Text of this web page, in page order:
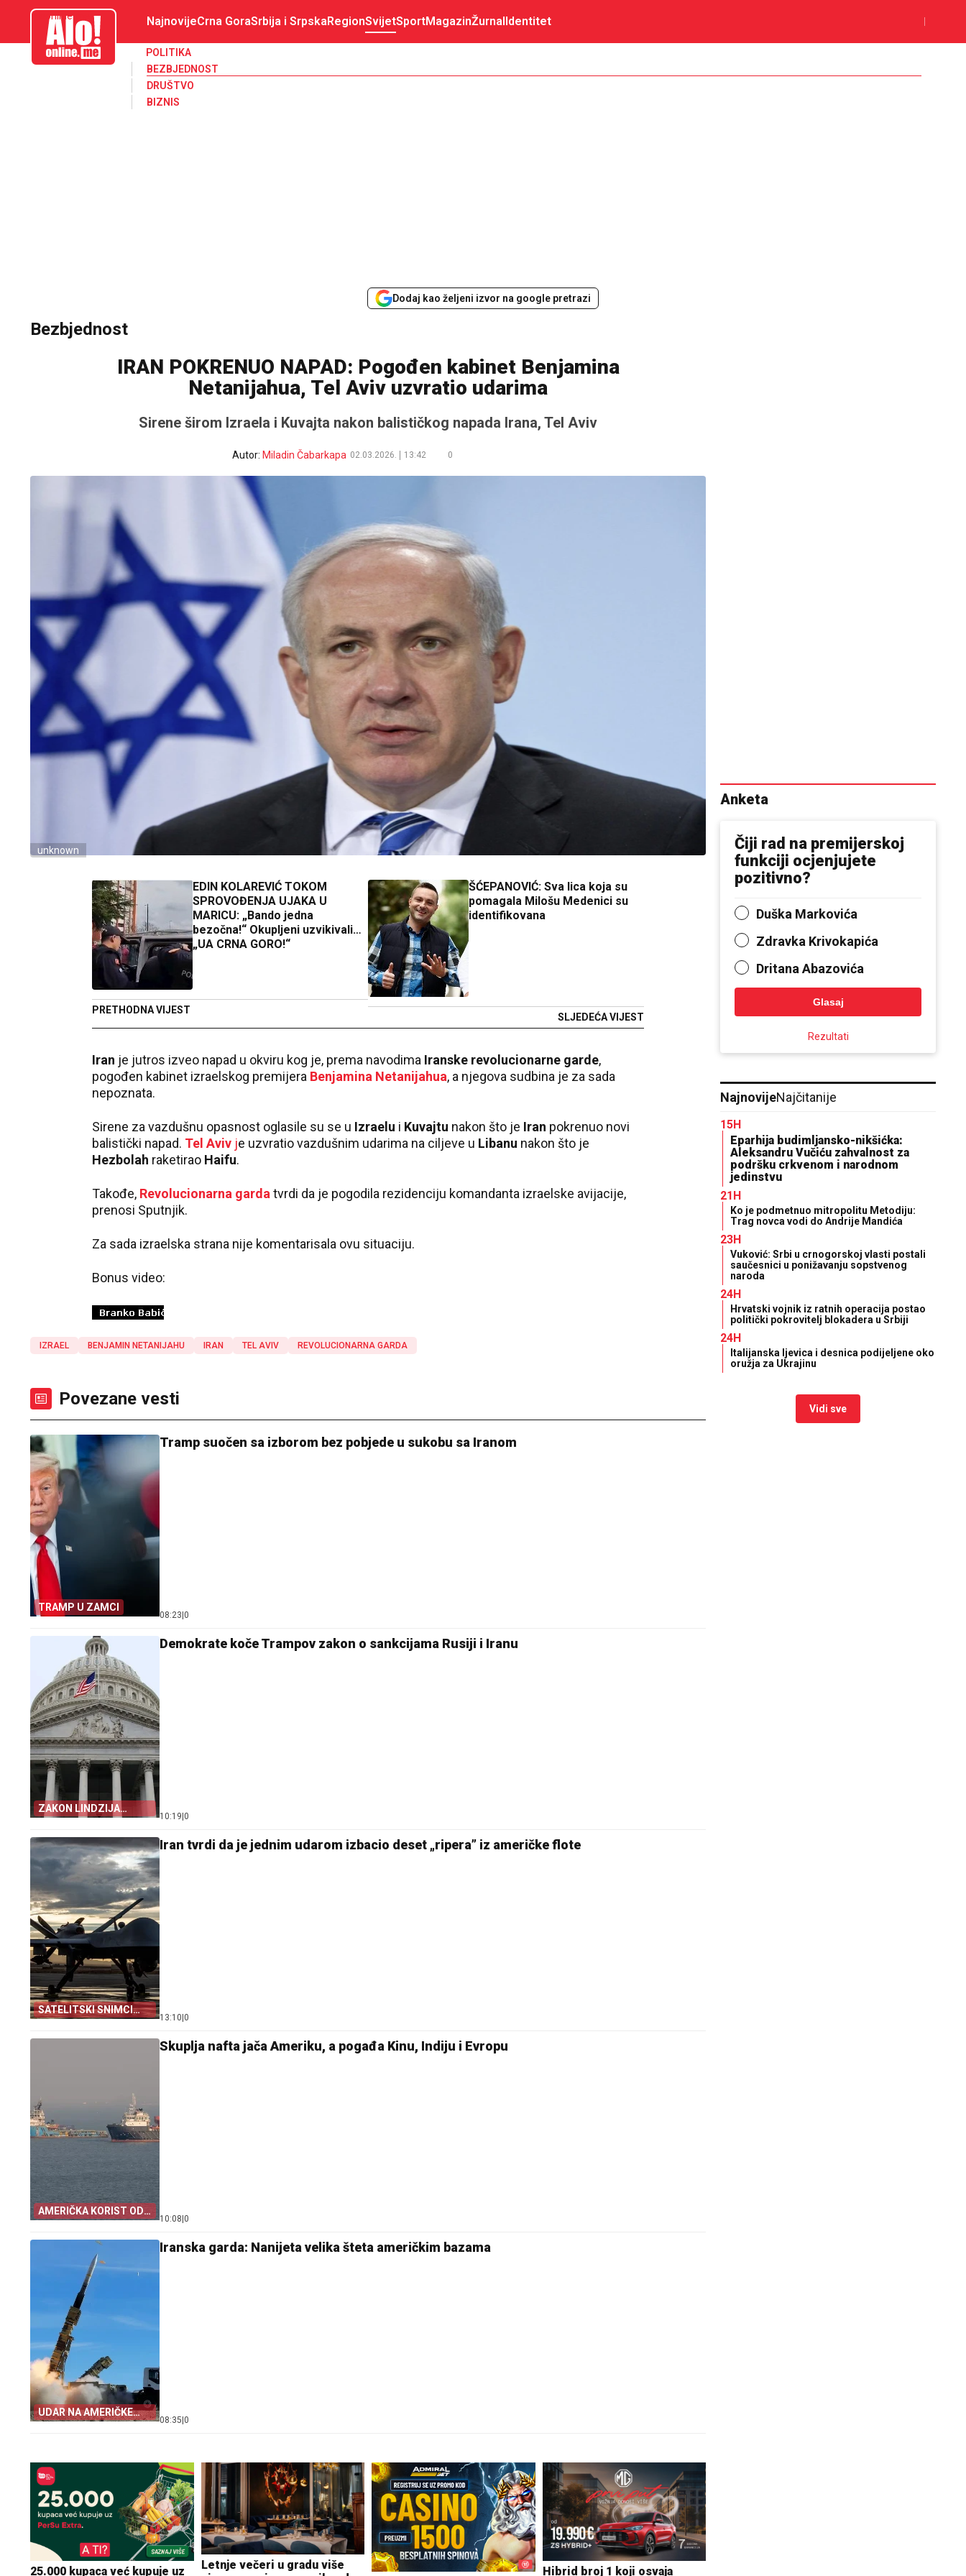
aloonline.me NajnovijeCrna GoraSrbija i SrpskaRegionSvijetSportMagazinŽurnalIdentitet
POLITIKA
BEZBJEDNOST
DRUŠTVO
BIZNIS
Dodaj kao željeni izvor na google pretrazi
Bezbjednost
IRAN POKRENUO NAPAD: Pogođen kabinet Benjamina
Netanijahua, Tel Aviv uzvratio udarima
Sirene širom Izraela i Kuvajta nakon balističkog napada Irana, Tel Aviv
Autor: Miladin Čabarkapa 02.03.2026. 13:42 0
unknown
EDIN KOLAREVIĆ TOKOM
SPROVOĐENJA UJAKA U
MARICU: „Bando jedna
bezočna!“ Okupljeni uzvikivali
„UA CRNA GORO!“
PRETHODNA VIJEST
ŠĆEPANOVIĆ: Sva lica koja su
pomagala Milošu Medenici su
identifikovana
SLJEDEĆA VIJEST
Iran je jutros izveo napad u okviru kog je, prema navodima Iranske revolucionarne garde,
pogođen kabinet izraelskog premijera Benjamina Netanijahua, a njegova sudbina je za sada
nepoznata.
Sirene za vazdušnu opasnost oglasile su se u Izraelu i Kuvajtu nakon što je Iran pokrenuo novi
balistički napad. Tel Aviv je uzvratio vazdušnim udarima na ciljeve u Libanu nakon što je
Hezbolah raketirao Haifu.
Takođe, Revolucionarna garda tvrdi da je pogodila rezidenciju komandanta izraelske avijacije,
prenosi Sputnjik.
Za sada izraelska strana nije komentarisala ovu situaciju.
Bonus video:
IZRAEL BENJAMIN NETANIJAHU IRAN TEL AVIV REVOLUCIONARNA GARDA
Povezane vesti
TRAMP U ZAMCI
Tramp suočen sa izborom bez pobjede u sukobu sa Iranom
08:23 0
ZAKON LINDZIJA
GREJEMA
Demokrate koče Trampov zakon o sankcijama Rusiji i Iranu
10:19 0
SATELITSKI SNIMCI
POTVRDILI
Iran tvrdi da je jednim udarom izbacio deset „ripera” iz američke flote
13:10 0
AMERIČKA KORIST OD
KRIZE
Skuplja nafta jača Ameriku, a pogađa Kinu, Indiju i Evropu
10:08 0
UDAR NA AMERIČKE
BAZE
Iranska garda: Nanijeta velika šteta američkim bazama
08:35 0
25.000 kupaca već kupuje uz
Letnje večeri u gradu više
Hibrid broj 1 koji osvaja
Anketa
Čiji rad na premijerskoj
funkciji ocjenjujete
pozitivno?
Duška Markovića
Zdravka Krivokapića
Dritana Abazovića
Glasaj
Rezultati
NajnovijeNajčitanije
15H
Eparhija budimljansko-nikšićka:
Aleksandru Vučiću zahvalnost za
podršku crkvenom i narodnom
jedinstvu
21H
Ko je podmetnuo mitropolitu Metodiju:
Trag novca vodi do Andrije Mandića
23H
Vuković: Srbi u crnogorskoj vlasti postali
saučesnici u ponižavanju sopstvenog
naroda
24H
Hrvatski vojnik iz ratnih operacija postao
politički pokrovitelj blokadera u Srbiji
24H
Italijanska ljevica i desnica podijeljene oko
oružja za Ukrajinu
Vidi sve